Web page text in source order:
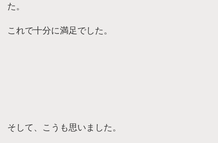
た。
これで十分に満足でした。
そして、こうも思いました。